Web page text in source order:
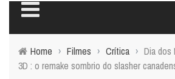
Home › Filmes › Crítica › Dia dos
3D : o remake sombrio do slasher